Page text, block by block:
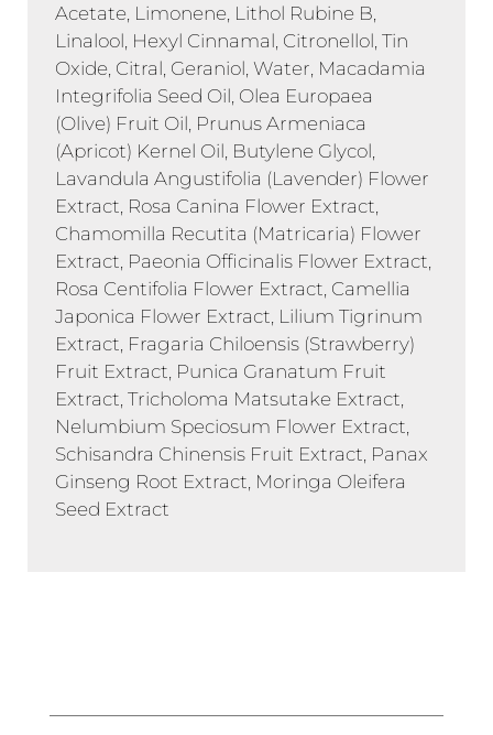
Acetate, Limonene, Lithol Rubine B,
Linalool, Hexyl Cinnamal, Citronellol, Tin
Oxide, Citral, Geraniol, Water, Macadamia
Integrifolia Seed Oil, Olea Europaea
(Olive) Fruit Oil, Prunus Armeniaca
(Apricot) Kernel Oil, Butylene Glycol,
Lavandula Angustifolia (Lavender) Flower
Extract, Rosa Canina Flower Extract,
Chamomilla Recutita (Matricaria) Flower
Extract, Paeonia Officinalis Flower Extract,
Rosa Centifolia Flower Extract, Camellia
Japonica Flower Extract, Lilium Tigrinum
Extract, Fragaria Chiloensis (Strawberry)
Fruit Extract, Punica Granatum Fruit
Extract, Tricholoma Matsutake Extract,
Nelumbium Speciosum Flower Extract,
Schisandra Chinensis Fruit Extract, Panax
Ginseng Root Extract, Moringa Oleifera
Seed Extract